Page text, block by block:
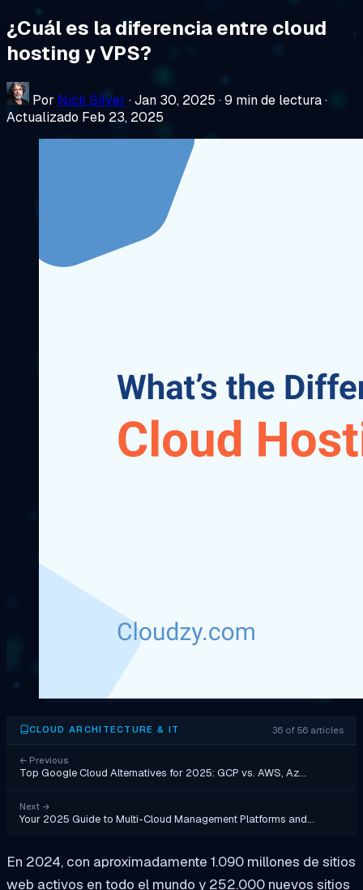
¿Cuál es la diferencia entre cloud
hosting y VPS?
Por Nick Silver ·Jan 30, 2025 ·9 min de lectura·
Actualizado Feb 23, 2025
CLOUD ARCHITECTURE & IT 36 of 56 articles
← Previous
Top Google Cloud Alternatives for 2025: GCP vs. AWS, Az…
Next →
Your 2025 Guide to Multi-Cloud Management Platforms and…
En 2024, con aproximadamente 1.090 millones de sitios
web activos en todo el mundo y 252.000 nuevos sitios